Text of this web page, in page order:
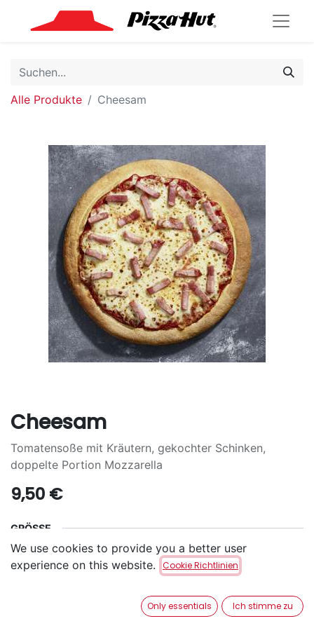
Alle Produkte Cheesam
Cheesam
Tomatensoße mit Kräutern, gekochter Schinken,
doppelte Portion Mozzarella
9,50 €
GRÖSSE
S M + 7,30€ L + 15,10€
We use cookies to provide you a better user
experience on this website.
Cookie Richtlinien
Only essentials Ich stimme zu